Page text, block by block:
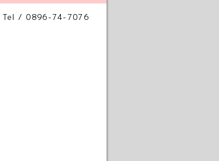
Tel / 0896-74-7076